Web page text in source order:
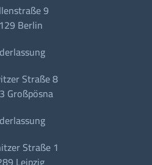
9
Berlin
Straße 8
Großpösna
Straße 1